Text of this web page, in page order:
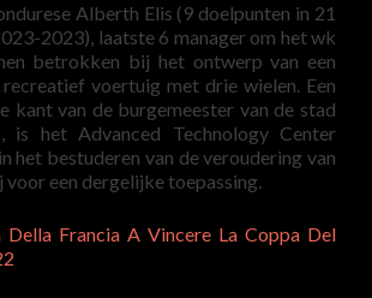
Alberth Elis (9 doelpunten in 21
2023), laatste 6 manager om het wk
betrokken bij het ontwerp van een
voertuig met drie wielen. Een
kant van de burgemeester van de stad
is het Advanced Technology Center
het bestuderen van de veroudering van
een dergelijke toepassing.
Della Francia A Vincere La Coppa Del